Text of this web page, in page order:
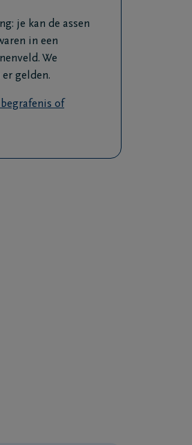
je kan de assen
in een
We
gelden.
of